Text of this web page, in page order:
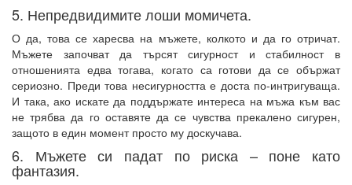
5. Непредвидимите лоши момичета.
О да, това се харесва на мъжете, колкото и да го отричат.
Мъжете започват да търсят сигурност и стабилност в
отношенията едва тогава, когато са готови да се обържат
сериозно. Преди това несигурността е доста по-интригуваща.
И така, ако искате да поддържате интереса на мъжа към вас
не трябва да го оставяте да се чувства прекалено сигурен,
защото в един момент просто му доскучава.
6. Мъжете си падат по риска – поне като
фантазия.